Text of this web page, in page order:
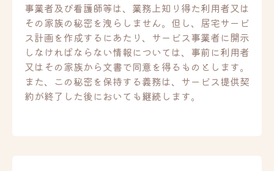
事業者及び看護師等は、業務上知り得た利用者又は
その家族の秘密を洩らしません。但し、居宅サービ
ス計画を作成するにあたり、サービス事業者に開示
しなければならない情報については、事前に利用者
又はその家族から文書で同意を得るものとします。
また、この秘密を保持する義務は、サービス提供契
約が終了した後においても継続します。